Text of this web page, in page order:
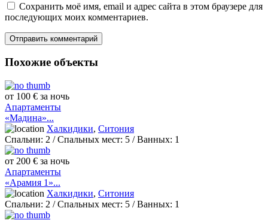
Сохранить моё имя, email и адрес сайта в этом браузере для
последующих моих комментариев.
Похожие объекты
от 100 € за ночь
Апартаменты
«Мадина»...
Халкидики, Ситония
Спальни: 2 / Спальных мест: 5 /Ванных: 1
от 200 € за ночь
Апартаменты
«Арамия 1»...
Халкидики, Ситония
Спальни: 2 / Спальных мест: 5 /Ванных: 1